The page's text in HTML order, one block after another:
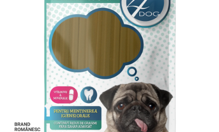
Semi-umede
Îngrijire Câini
Covorașe Igienice Câini
Igienă Câini
Șampoane Câini
Antiparazitare Câini
Vitamine Câini
Semi-umede
Îngrijire Pisici
Așternut Igienic Pisici
Igienă Pisici
Antiparazitare Pisici
Vitamine Pisici
Perii & Piepteni Pisici